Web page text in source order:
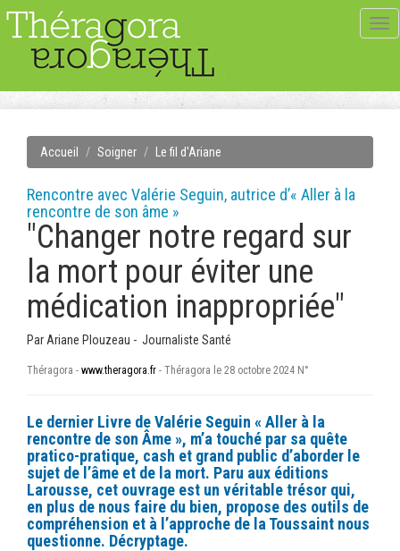
Accueil Soigner Le fil d'Ariane
Rencontre avec Valérie Seguin, autrice d’« Aller à la
rencontre de son âme »
"Changer notre regard sur
la mort pour éviter une
médication inappropriée"
Par Ariane Plouzeau - Journaliste Santé
Théragora - www.theragora.fr - Théragora le 28 octobre 2024 N°
Le dernier Livre de Valérie Seguin « Aller à la
rencontre de son Âme », m’a touché par sa quête
pratico-pratique, cash et grand public d’aborder le
sujet de l’âme et de la mort. Paru aux éditions
Larousse, cet ouvrage est un véritable trésor qui,
en plus de nous faire du bien, propose des outils de
compréhension et à l’approche de la Toussaint nous
questionne. Décryptage.